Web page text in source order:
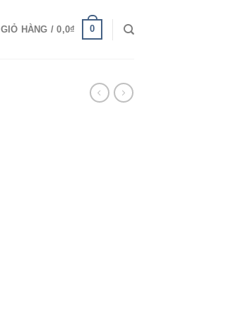
GIỎ HÀNG /0,0₫ 0